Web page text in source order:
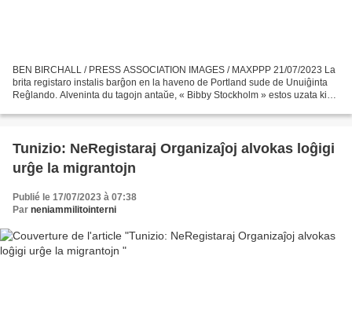
BEN BIRCHALL / PRESS ASSOCIATION IMAGES / MAXPPP 21/07/2023 La
brita registaro instalis barĝon en la haveno de Portland sude de Unuiĝinta
Reĝlando. Alveninta du tagojn antaŭe, « Bibby Stockholm » estos uzata kiel
Tunizio: NeRegistaraj Organizaĵoj alvokas loĝigi
urĝe la migrantojn
Publié le 17/07/2023 à 07:38
Par neniammilitointerni